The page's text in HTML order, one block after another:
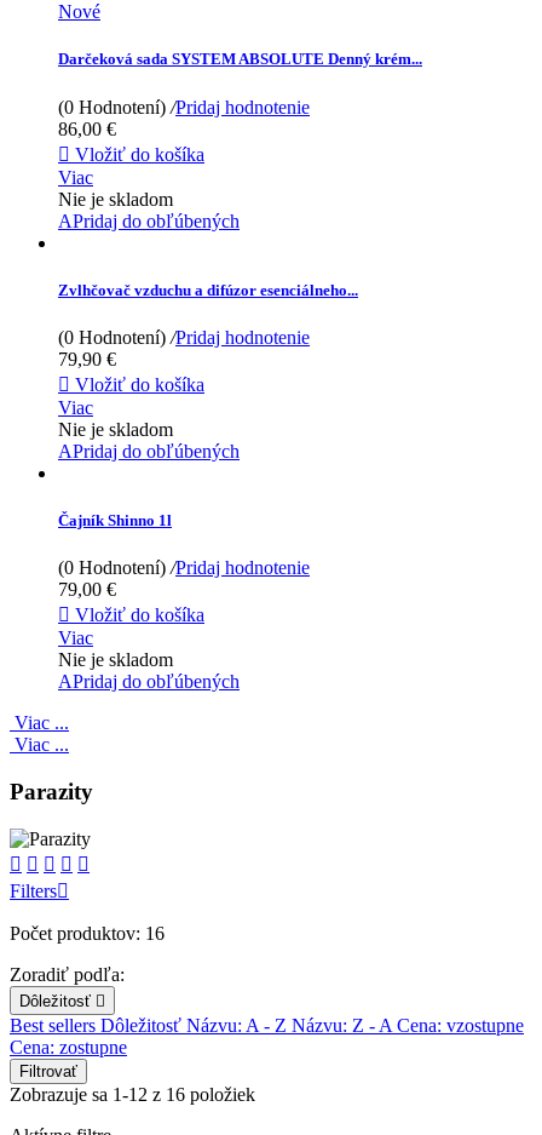
Nové
Darčeková sada SYSTEM ABSOLUTE Denný krém...
(0 Hodnotení) /Pridaj hodnotenie
86,00 €
 Vložiť do košíka
Viac
Nie je skladom
APridaj do obľúbených
Zvlhčovač vzduchu a difúzor esenciálneho...
(0 Hodnotení) /Pridaj hodnotenie
79,90 €
 Vložiť do košíka
Viac
Nie je skladom
APridaj do obľúbených
Čajník Shinno 1l
(0 Hodnotení) /Pridaj hodnotenie
79,00 €
 Vložiť do košíka
Viac
Nie je skladom
APridaj do obľúbených
Viac ...
Viac ...
Parazity
    
Filters
Počet produktov: 16
Zoradiť podľa:
Dôležitosť 
Best sellers Dôležitosť Názvu: A - Z Názvu: Z - A Cena: vzostupne
Cena: zostupne
Filtrovať
Zobrazuje sa 1-12 z 16 položiek